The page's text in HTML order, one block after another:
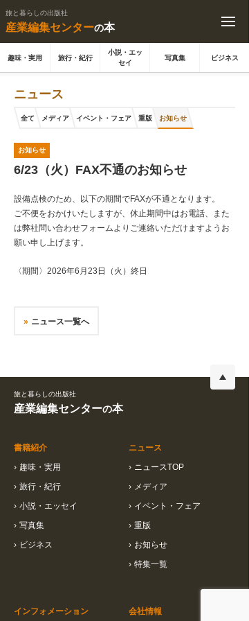
旅と暮らしの出版社
産業編集センターの本
趣味・実用 旅行・紀行
小説・エッ
セイ
写真集 ビジネス
ニュース
全て メディア イベント・フェア 重版 お知らせ
お知らせ
6/23（火）FAX不通のお知らせ
設備点検のため、以下の期間でFAXが不通となります。
ご不便をおかけいたしますが、休止期間中はお電話、また
は弊社問い合わせフォームよりご連絡いただけますようお
願い申し上げます。
〈期間〉2026年6月23日（火）終日
ニュース一覧へ
旅と暮らしの出版社
産業編集センターの本
書籍紹介
› 趣味・実用
› 旅行・紀行
› 小説・エッセイ
› 写真集
› ビジネス
ニュース
› ニュースTOP
› メディア
› イベント・フェア
› 重版
› お知らせ
› 特集一覧
インフォメーション 会社情報